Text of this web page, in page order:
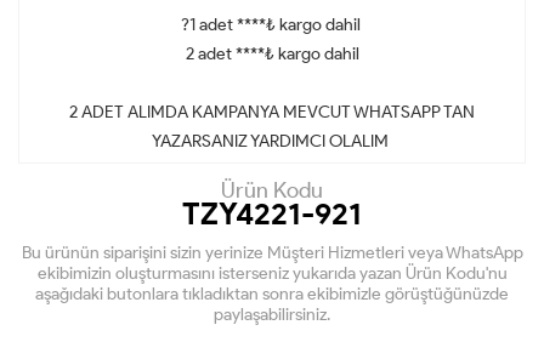
?1 adet ****₺ kargo dahil
2 adet ****₺ kargo dahil
2 ADET ALIMDA KAMPANYA MEVCUT WHATSAPP TAN
YAZARSANIZ YARDIMCI OLALIM
Ürün Kodu
TZY4221-921
Bu ürünün siparişini sizin yerinize Müşteri Hizmetleri veya WhatsApp
ekibimizin oluşturmasını isterseniz yukarıda yazan Ürün Kodu'nu
aşağıdaki butonlara tıkladıktan sonra ekibimizle görüştüğünüzde
paylaşabilirsiniz.